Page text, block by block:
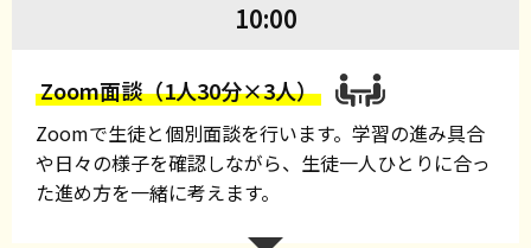
10:00
Zoom面談（1人30分×3人）
Zoomで生徒と個別面談を行います。学習の進み具合
や日々の様子を確認しながら、生徒一人ひとりに合っ
た進め方を一緒に考えます。